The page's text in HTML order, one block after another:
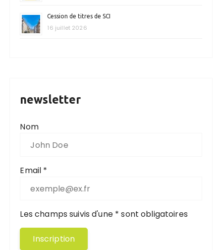
Cession de titres de SCI
16 juillet 2026
newsletter
Nom
Email *
Les champs suivis d'une * sont obligatoires